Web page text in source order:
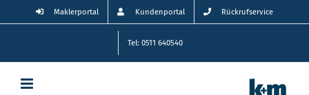
Inhalt
Maklerportal Kundenportal Rückrufservice
Tel: 0511 640540